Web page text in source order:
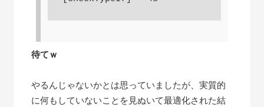
待てｗ
やるんじゃないかとは思っていましたが、実質的
に何もしていないことを見ぬいて最適化された結